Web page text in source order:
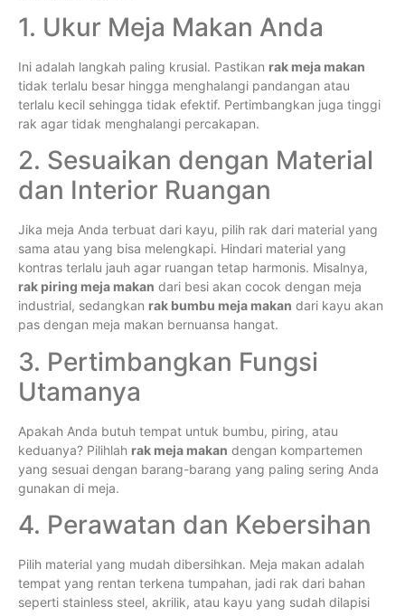
1. Ukur Meja Makan Anda
Ini adalah langkah paling krusial. Pastikan rak meja makan
tidak terlalu besar hingga menghalangi pandangan atau
terlalu kecil sehingga tidak efektif. Pertimbangkan juga tinggi
rak agar tidak menghalangi percakapan.
2. Sesuaikan dengan Material
dan Interior Ruangan
Jika meja Anda terbuat dari kayu, pilih rak dari material yang
sama atau yang bisa melengkapi. Hindari material yang
kontras terlalu jauh agar ruangan tetap harmonis. Misalnya,
rak piring meja makan dari besi akan cocok dengan meja
industrial, sedangkan rak bumbu meja makan dari kayu akan
pas dengan meja makan bernuansa hangat.
3. Pertimbangkan Fungsi
Utamanya
Apakah Anda butuh tempat untuk bumbu, piring, atau
keduanya? Pilihlah rak meja makan dengan kompartemen
yang sesuai dengan barang-barang yang paling sering Anda
gunakan di meja.
4. Perawatan dan Kebersihan
Pilih material yang mudah dibersihkan. Meja makan adalah
tempat yang rentan terkena tumpahan, jadi rak dari bahan
seperti stainless steel, akrilik, atau kayu yang sudah dilapisi